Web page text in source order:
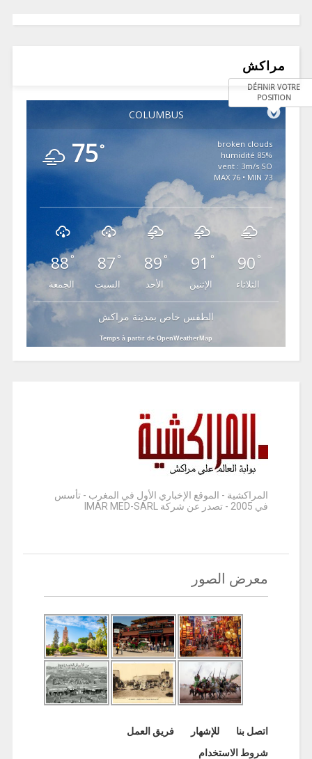
مراكش
COLUMBUS
DÉFINIR VOTRE
POSITION
75°
broken clouds
85% humidité
vent : 3m/s SO
MAX 76 • MIN 73
88°
الجمعة
87 °
السبت
89°
الأحد
91 °
الإثنين
90 °
الثلاثاء
الطقس خاص بمدينة مراكش
Temps à partir de OpenWeatherMap
المراكشية - الموقع الإخباري الأول في المغرب - تأسس
في 2005 - تصدر عن شركة IMAR MED-SARL
معرض الصور
اتصل بنا للإشهار
فريق العمل
شروط الاستخدام